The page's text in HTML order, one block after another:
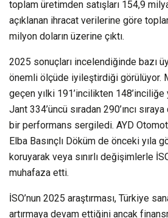
toplam üretimden satışları 154,9
açıklanan ihracat verilerine göre
milyon doların üzerine çıktı.
2025 sonuçları incelendiğinde bazı
önemli ölçüde iyileştirdiği görülüyor.
geçen yılki 191’incilikten
Jant 334’üncü sıradan 290’ıncı
bir performans sergiledi. AYD
Elba Basınçlı Döküm de önceki yıla
koruyarak veya sınırlı değişimlerle
muhafaza etti.
İSO’nun 2025 araştırması, Türkiye
artırmaya devam ettiğini ancak